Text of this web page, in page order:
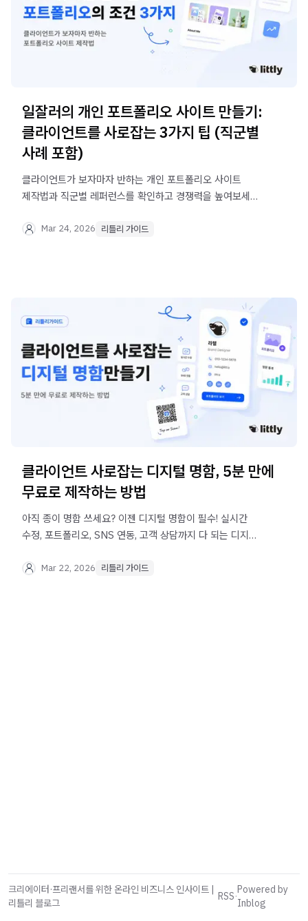
일잘러의 개인 포트폴리오 사이트 만들기:
클라이언트를 사로잡는 3가지 팁 (직군별
사례 포함)
클라이언트가 보자마자 반하는 개인 포트폴리오 사이트
제작법과 직군별 레퍼런스를 확인하고 경쟁력을 높여보세요.
Mar 24, 2026 리틀리 가이드
클라이언트 사로잡는 디지털 명함, 5분 만에
무료로 제작하는 방법
아직 종이 명함 쓰세요? 이젠 디지털 명함이 필수! 실시간
수정, 포트폴리오, SNS 연동, 고객 상담까지 다 되는 디지털
Mar 22, 2026 리틀리 가이드
크리에이터·프리랜서를 위한 온라인 비즈니스 인사이트 |
리틀리 블로그
RSS·
Powered by
Inblog